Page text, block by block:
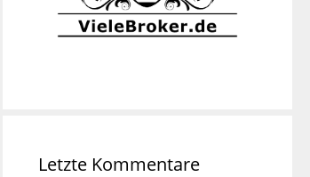
Letzte Kommentare